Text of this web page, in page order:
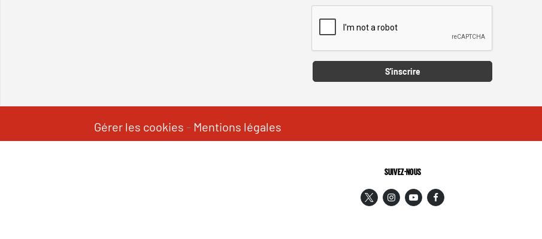
S'inscrire
Gérer les cookies - Mentions légales
SUIVEZ-NOUS